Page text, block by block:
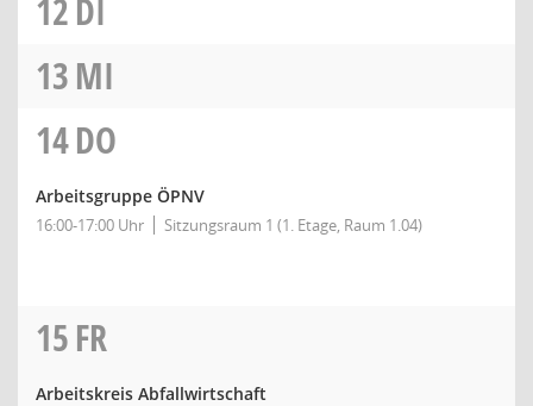
12DI
13MI
14DO
Arbeitsgruppe ÖPNV
16:00-17:00 Uhr Sitzungsraum 1 (1. Etage, Raum 1.04)
15FR
Arbeitskreis Abfallwirtschaft